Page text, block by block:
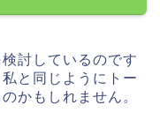
討しているのです
と同じようにトー
かもしれません。